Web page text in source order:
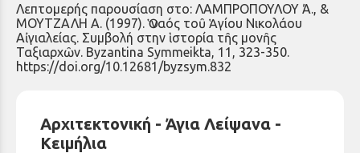
Λεπτομερής παρουσίαση στο: ΛΑΜΠΡΟΠΟΥΛΟΥ Ά., &
ΜΟΥΤΖΑΛΗ Α. (1997). Ὁ ναός τοῦ Ἁγίου Νικολάου
Αἰγιαλείας. Συμβολή στην ἱστορία τῆς μονῆς
Ταξιαρχῶν. Byzantina Symmeikta, 11, 323-350.
https://doi.org/10.12681/byzsym.832
Αρχιτεκτονική - Άγια Λείψανα -
Κειμήλια